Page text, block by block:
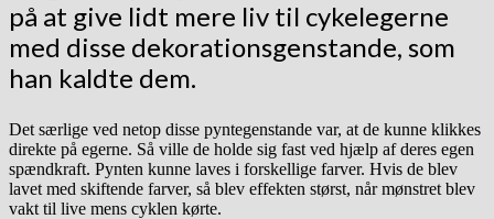
på at give lidt mere liv til cykelegerne
med disse dekorationsgenstande, som
han kaldte dem.
Det særlige ved netop disse pyntegenstande var, at de kunne klikkes
direkte på egerne. Så ville de holde sig fast ved hjælp af deres egen
spændkraft. Pynten kunne laves i forskellige farver. Hvis de blev
lavet med skiftende farver, så blev effekten størst, når mønstret blev
vakt til live mens cyklen kørte.